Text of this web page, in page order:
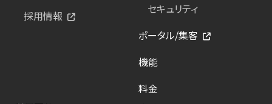
採用情報
セキュリティ
ポータル/集客
機能
料金